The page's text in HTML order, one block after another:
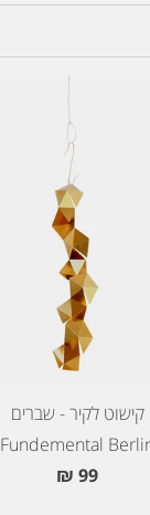
קישוט לקיר - שברים
Fundemental
99 ₪